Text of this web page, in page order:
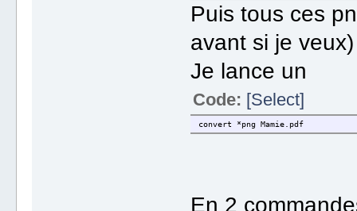
Puis tous ces
avant si je
Je lance un
Code: [Select]
convert *png Mamie.pdf
En 2